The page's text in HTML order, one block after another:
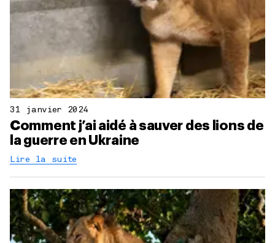
31 janvier 2024
Comment j’ai aidé à sauver des lions de
la guerre en Ukraine
Lire la suite